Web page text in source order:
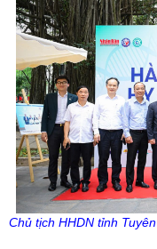
Chủ tịch HHDN tỉnh